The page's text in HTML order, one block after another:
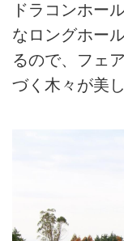
ドラコンホー
なロングホー
るので、フェ
づく木々が美